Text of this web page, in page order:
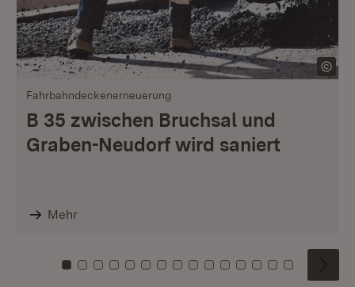
Fahrbahndeckenerneuerung
B 35 zwischen Bruchsal und
Graben-Neudorf wird saniert
Mehr
Zu Kachel: 0
Zu Kachel: 1
Zu Kachel: 2
Zu Kachel: 3
Zu Kachel: 4
Zu Kachel: 5
Zu Kachel: 6
Zu Kachel: 7
Zu Kachel: 8
Zu Kachel: 9
Zu Kachel: 10
Zu Kachel: 11
Zu Kachel: 12
Zu Kachel:
Zu